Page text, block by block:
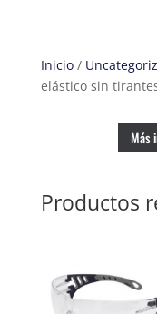
tirantes
cantidad
Inicio/
elástico sin
Más
Productos